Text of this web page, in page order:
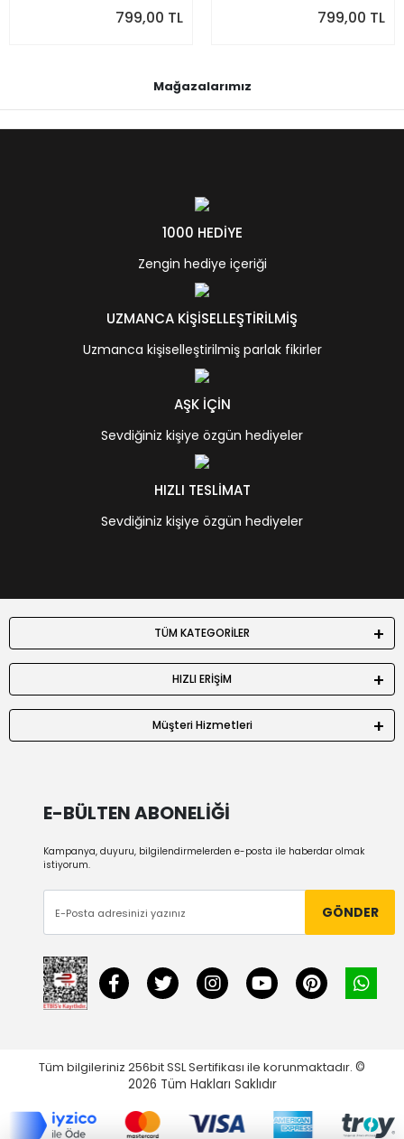
799,00 TL 799,00 TL
Mağazalarımız
1000 HEDİYE
Zengin hediye içeriği
UZMANCA KİŞİSELLEŞTİRİLMİŞ
Uzmanca kişiselleştirilmiş parlak fikirler
AŞK İÇİN
Sevdiğiniz kişiye özgün hediyeler
HIZLI TESLİMAT
Sevdiğiniz kişiye özgün hediyeler
TÜM KATEGORİLER
HIZLI ERİŞİM
Müşteri Hizmetleri
E-BÜLTEN ABONELİĞİ
Kampanya, duyuru, bilgilendirmelerden e-posta ile haberdar olmak
istiyorum.
GÖNDER
Tüm bilgileriniz 256bit SSL Sertifikası ile korunmaktadır. ©
2026 Tüm Hakları Saklıdır